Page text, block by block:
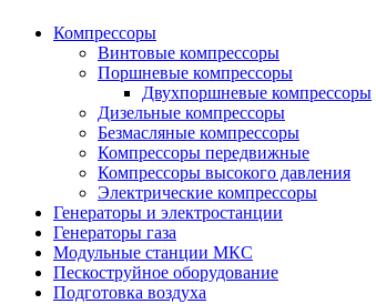
Компрессоры
Винтовые компрессоры
Поршневые компрессоры
Двухпоршневые компрессоры
Дизельные компрессоры
Безмасляные компрессоры
Компрессоры передвижные
Компрессоры высокого давления
Электрические компрессоры
Генераторы и электростанции
Генераторы газа
Модульные станции МКС
Пескоструйное оборудование
Подготовка воздуха